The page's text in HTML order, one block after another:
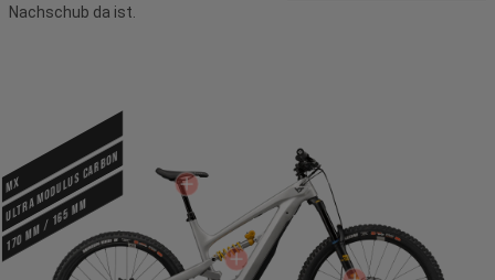
Nachschub da ist.
MX
Ultra Modulus Carbon
170 mm / 165 mm